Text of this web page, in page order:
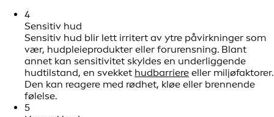
4
Sensitiv hud
Sensitiv hud blir lett irritert av ytre påvirkninger som
vær, hudpleieprodukter eller forurensning. Blant
annet kan sensitivitet skyldes en underliggende
hudtilstand, en svekket hudbarriere eller miljøfaktorer.
Den kan reagere med rødhet, kløe eller brennende
følelse.
5